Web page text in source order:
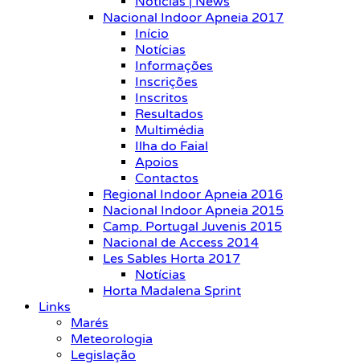
Nacional Indoor Apneia 2017
Início
Notícias
Informações
Inscrições
Inscritos
Resultados
Multimédia
Ilha do Faial
Apoios
Contactos
Regional Indoor Apneia 2016
Nacional Indoor Apneia 2015
Camp. Portugal Juvenis 2015
Nacional de Access 2014
Les Sables Horta 2017
Notícias
Horta Madalena Sprint
Links
Marés
Meteorologia
Legislação